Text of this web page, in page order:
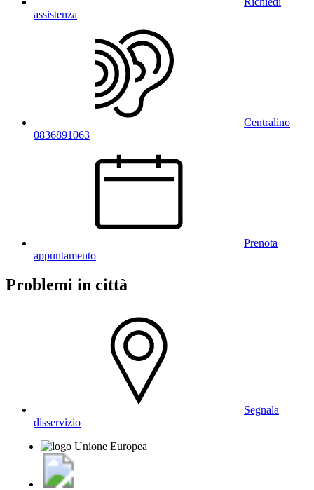
assistenza
Centralino
0836891063
Prenota
appuntamento
Problemi in città
Segnala
disservizio